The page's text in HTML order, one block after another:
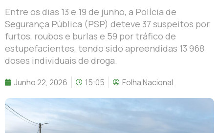
Entre os dias 13 e 19 de junho, a Polícia de
Segurança Pública (PSP) deteve 37 suspeitos por
furtos, roubos e burlas e 59 por tráfico de
estupefacientes, tendo sido apreendidas 13 968
doses individuais de droga.
Junho 22, 2026 15:05 Folha Nacional